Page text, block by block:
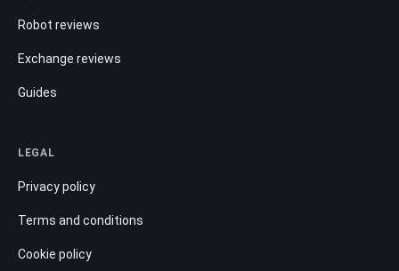
Robot reviews
Exchange reviews
Guides
LEGAL
Privacy policy
Terms and conditions
Cookie policy